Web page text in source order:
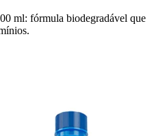
ml: fórmula biodegradável que